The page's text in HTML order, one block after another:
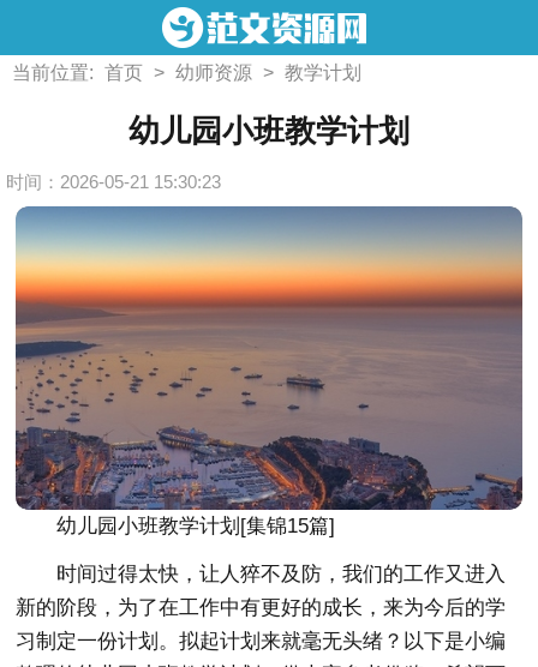
当前位置: 首页 > 幼师资源 > 教学计划
幼儿园小班教学计划
时间：2026-05-21 15:30:23
幼儿园小班教学计划[集锦15篇]
时间过得太快，让人猝不及防，我们的工作又进入
新的阶段，为了在工作中有更好的成长，来为今后的学
习制定一份计划。拟起计划来就毫无头绪？以下是小编